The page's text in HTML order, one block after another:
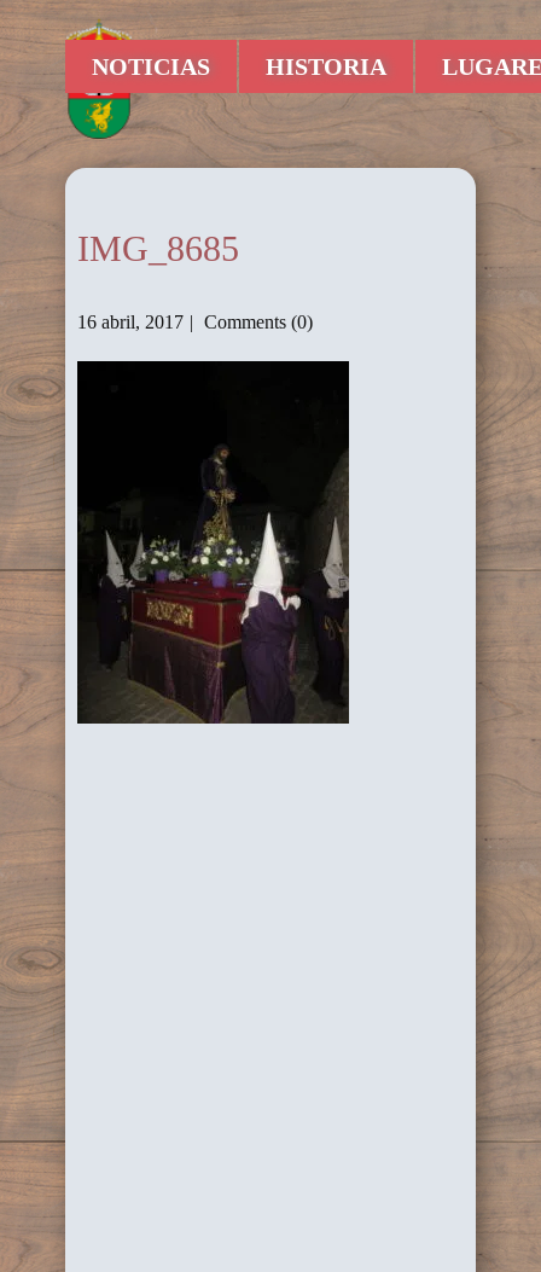
NOTICIAS HISTORIA
IMG_8685
16 abril, 2017 Comments (0)